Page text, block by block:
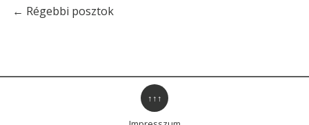
← Régebbi posztok
↑↑↑